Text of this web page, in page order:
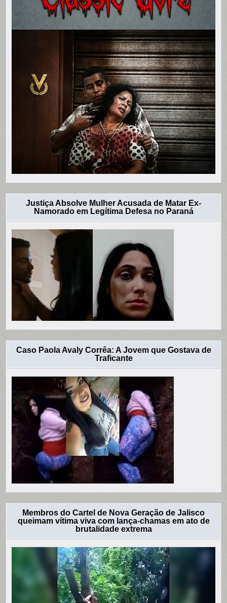
Justiça Absolve Mulher Acusada de Matar Ex-
Namorado em Legítima Defesa no Paraná
Caso Paola Avaly Corrêa: A Jovem que Gostava de
Traficante
Membros do Cartel de Nova Geração de Jalisco
queimam vítima viva com lança-chamas em ato de
brutalidade extrema